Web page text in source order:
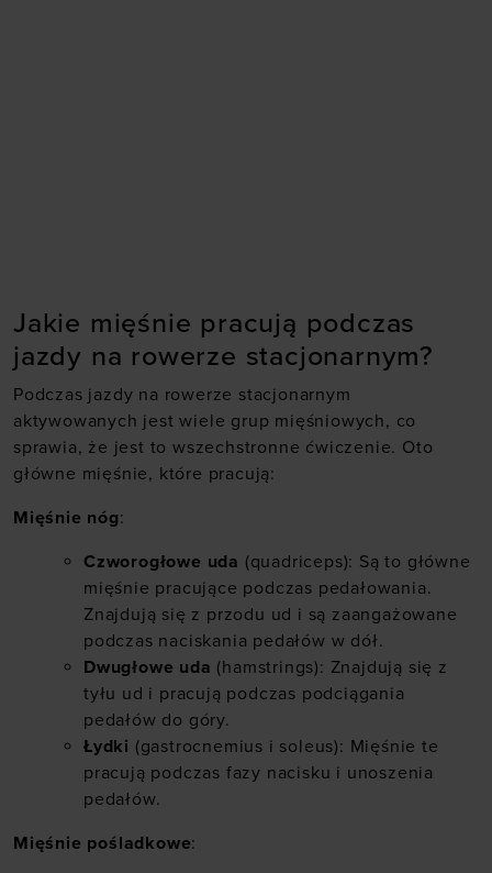
Jakie mięśnie pracują podczas
jazdy na rowerze stacjonarnym?
Podczas jazdy na rowerze stacjonarnym
aktywowanych jest wiele grup mięśniowych, co
sprawia, że jest to wszechstronne ćwiczenie. Oto
główne mięśnie, które pracują:
Mięśnie nóg:
Czworogłowe uda (quadriceps): Są to główne
mięśnie pracujące podczas pedałowania.
Znajdują się z przodu ud i są zaangażowane
podczas naciskania pedałów w dół.
Dwugłowe uda (hamstrings): Znajdują się z
tyłu ud i pracują podczas podciągania
pedałów do góry.
Łydki (gastrocnemius i soleus): Mięśnie te
pracują podczas fazy nacisku i unoszenia
pedałów.
Mięśnie pośladkowe: